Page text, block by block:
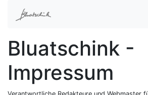
Bluatschink -
Impressum